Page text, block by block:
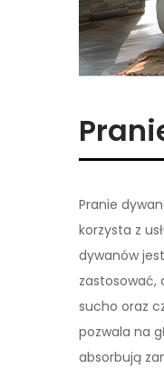
Pranie
korzysta z
dywanów
zastosować,
sucho oraz
pozwala na
absorbują